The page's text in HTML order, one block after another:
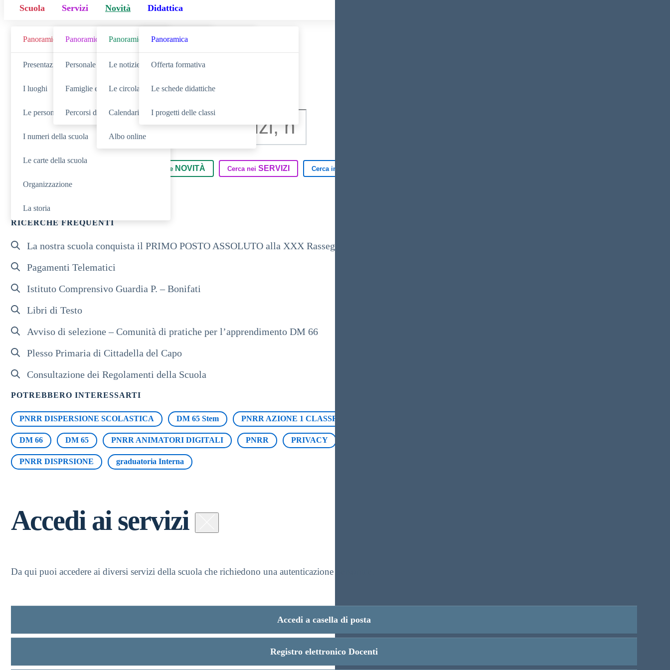
Scuola
Panoramica
Presentazione
I luoghi
Le persone
I numeri della scuola
Le carte della scuola
Organizzazione
La storia
Servizi
Panoramica
Personale scolastico
Famiglie e studenti
Percorsi di studio
Novità
Panoramica
Le notizie
Le circolari
Calendario eventi
Albo online
Didattica
Panoramica
Offerta formativa
Le schede didattiche
I progetti delle classi
Cerca
Cerca tra le NOVITÀ Cerca nei SERVIZI Cerca in
RICERCHE FREQUENTI
La nostra scuola conquista il PRIMO POSTO ASSOLUTO alla XXX Rassegna culturale per la valorizzazione delle minoranze linguistiche
Pagamenti Telematici
Istituto Comprensivo Guardia P. – Bonifati
Libri di Testo
Avviso di selezione – Comunità di pratiche per l’apprendimento DM 66
Plesso Primaria di Cittadella del Capo
Consultazione dei Regolamenti della Scuola
POTREBBERO INTERESSARTI
PNRR DISPERSIONE SCOLASTICA DM 65 Stem PNRR AZIONE 1 CLASSROOM
DM 66 DM 65 PNRR ANIMATORI DIGITALI PNRR PRIVACY
PNRR DISPRSIONE graduatoria Interna
Accedi ai servizi
Da qui puoi accedere ai diversi servizi della scuola che richiedono una autenticazione personale.
Accedi a casella di posta
Registro elettronico Docenti